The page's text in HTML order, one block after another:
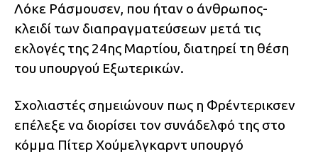
Λόκε Ράσμουσεν, που ήταν ο άνθρωπος-
κλειδί των διαπραγματεύσεων μετά τις
εκλογές της 24ης Μαρτίου, διατηρεί τη θέση
του υπουργού Εξωτερικών.
Σχολιαστές σημειώνουν πως η Φρέντερικσεν
επέλεξε να διορίσει τον συνάδελφό της στο
κόμμα Πίτερ Χούμελγκαρντ υπουργό